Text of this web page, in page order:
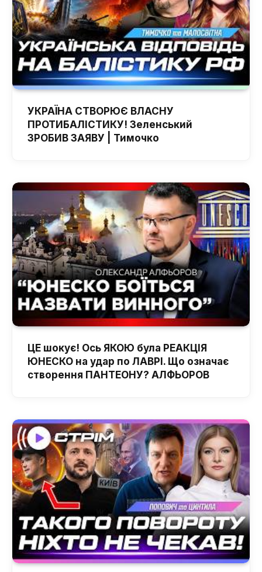
УКРАЇНА СТВОРЮЄ ВЛАСНУ
ПРОТИБАЛІСТИКУ! Зеленський
ЗРОБИВ ЗАЯВУ | Тимочко
ЦЕ шокує! Ось ЯКОЮ була РЕАКЦІЯ
ЮНЕСКО на удар по ЛАВРІ. Що означає
створення ПАНТЕОНУ? АЛФЬОРОВ